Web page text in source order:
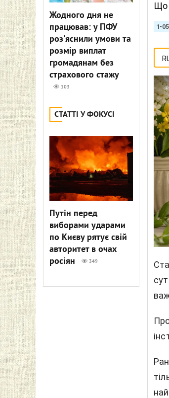
Жодного дня не
працював: у ПФУ
роз'яснили умови та
розмір виплат
громадянам без
страхового стажу
103
СТАТТІ У ФОКУСІ
Путін перед
виборами ударами
по Києву рятує свій
авторитет в очах
росіян
349
Що
1-